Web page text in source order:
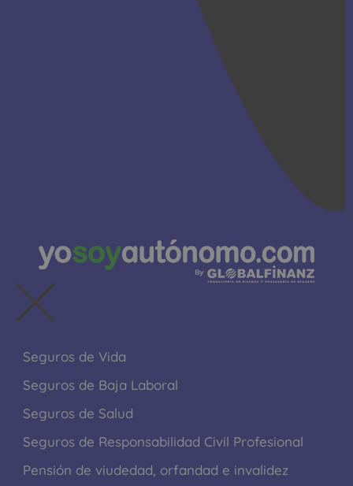
Seguros de Vida
Seguros de Baja Laboral
Seguros de Salud
Seguros de Responsabilidad Civil Profesional
Pensión de viudedad, orfandad e invalidez